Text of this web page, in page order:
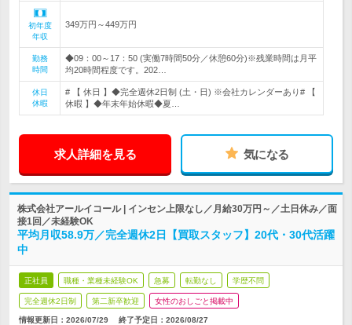
初年度
年収
349万円～449万円
勤務
時間
◆09：00～17：50 (実働7時間50分／休憩60分)※残業時間は月平
均20時間程度です。202…
休日
休暇
# 【 休日 】◆完全週休2日制 (土・日) ※会社カレンダーあり# 【
休暇 】◆年末年始休暇◆夏…
求人詳細を見る 気になる
株式会社アールイコール | インセン上限なし／月給30万円～／土日休み／面
接1回／未経験OK
平均月収58.9万／完全週休2日【買取スタッフ】20代・30代活躍
中
正社員 職種・業種未経験OK 急募 転勤なし 学歴不問
完全週休2日制 第二新卒歓迎 女性のおしごと掲載中
情報更新日：2026/07/29 終了予定日： 2026/08/27